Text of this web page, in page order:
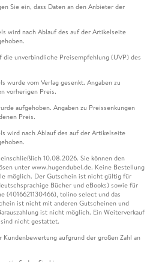
Sie ein, dass Daten an den Anbieter der
wird nach Ablauf des auf der Artikelseite
unverbindliche Preisempfehlung (UVP) des
wurde vom Verlag gesenkt. Angaben zu
vorherigen Preis.
aufgehoben. Angaben zu Preissenkungen
Preis.
wird nach Ablauf des auf der Artikelseite
10.08.2026. Sie können den
unter www.hugendubel.de. Keine Bestellung
möglich. Der Gutschein ist nicht gültig für
Bücher und eBooks) sowie für
(4016621130466), tolino select und das
ist nicht mit anderen Gutscheinen und
ist nicht möglich. Ein Weiterverkauf
nicht gestattet.
aufgrund der großen Zahl an